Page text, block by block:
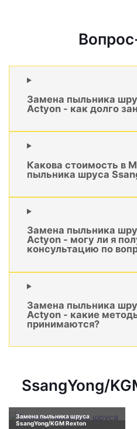
Замена пыльника
Actyon - как долго
Какова стоимость в
пыльника шруса
Замена пыльника
Actyon - могу ли я
консультацию по
Замена пыльника
Actyon - какие
принимаются?
SsangYong/
Замена пыльника шруса
SsangYong/KGM Rexton